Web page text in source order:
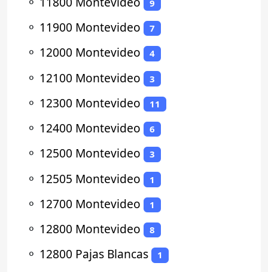
9
⚬ 11900 Montevideo 7
⚬ 12000 Montevideo 4
⚬ 12100 Montevideo 3
⚬ 12300 Montevideo 11
⚬ 12400 Montevideo 6
⚬ 12500 Montevideo 3
⚬ 12505 Montevideo 1
⚬ 12700 Montevideo 1
⚬ 12800 Montevideo 8
⚬ 12800 Pajas Blancas 1